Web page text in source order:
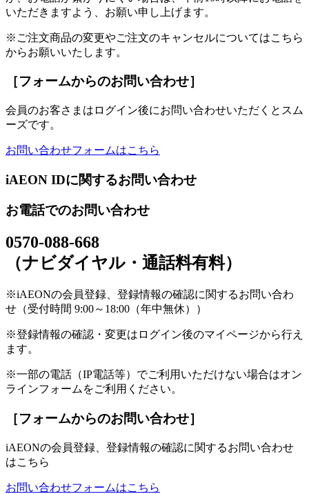
いただきますよう、お願い申し上げます。
※ご注文商品の変更やご注文のキャンセルについてはこちら
からお願いいたします。
［フォームからのお問い合わせ］
会員のお客さまはログイン後にお問い合わせいただくとスム
ーズです。
お問い合わせフォームはこちら
iAEON IDに関するお問い合わせ
お電話でのお問い合わせ
0570-088-668
（ナビダイヤル・通話料有料）
※iAEONの会員登録、登録情報の確認に関するお問い合わ
せ（受付時間 9:00～18:00（年中無休））
※登録情報の確認・変更はログイン後のマイページから行え
ます。
※一部の電話（IP電話等）でご利用いただけない場合はオン
ラインフォームをご利用ください。
［フォームからのお問い合わせ］
iAEONの会員登録、登録情報の確認に関するお問い合わせ
はこちら
お問い合わせフォームはこちら